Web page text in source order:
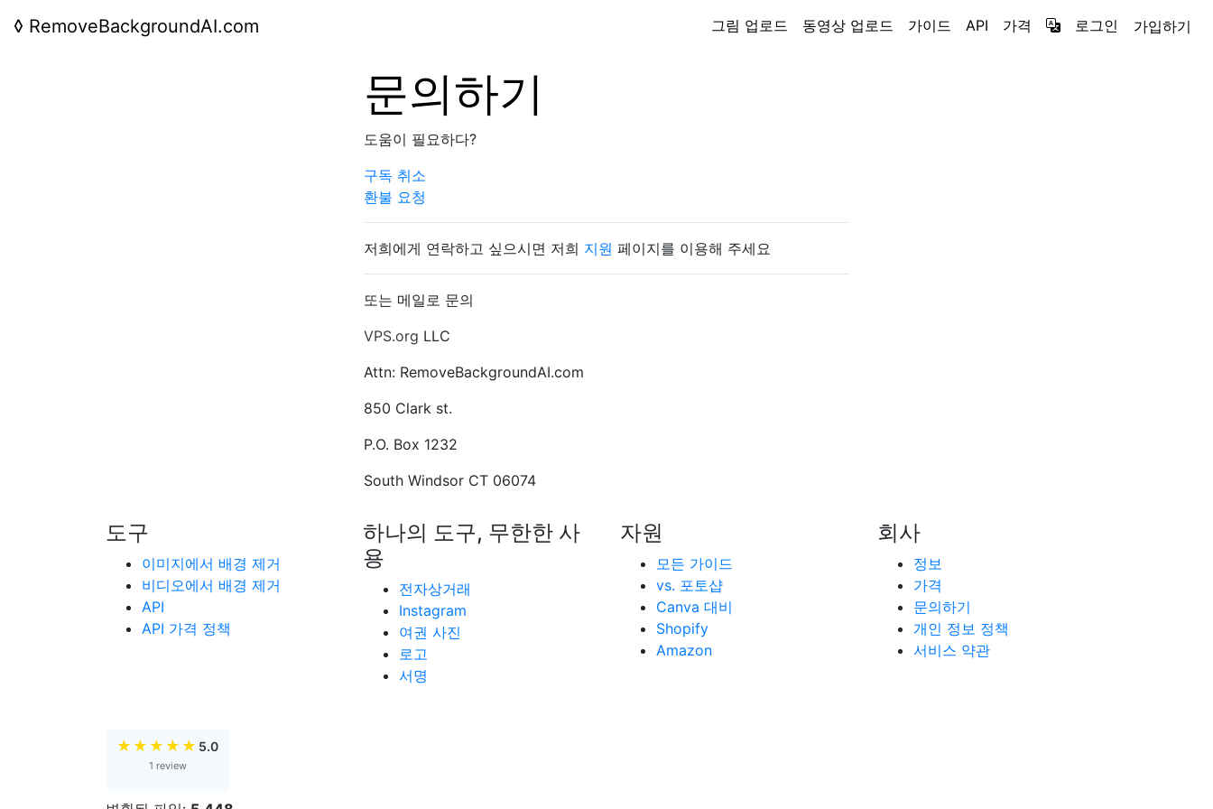
◊ RemoveBackgroundAI.com 그림 업로드 동영상 업로드 가이드 API 가격 로그인 가입하기
문의하기
도움이 필요하다?
구독 취소
환불 요청
저희에게 연락하고 싶으시면 저희 지원 페이지를 이용해 주세요
또는 메일로 문의
VPS.org LLC
Attn: RemoveBackgroundAI.com
850 Clark st.
P.O. Box 1232
South Windsor CT 06074
도구
이미지에서 배경 제거
비디오에서 배경 제거
API
API 가격 정책
하나의 도구, 무한한 사
용
전자상거래
Instagram
여권 사진
로고
서명
자원
모든 가이드
vs. 포토샵
Canva 대비
Shopify
Amazon
회사
정보
가격
문의하기
개인 정보 정책
서비스 약관
★ ★ ★ ★ ★ 5.0
1 review